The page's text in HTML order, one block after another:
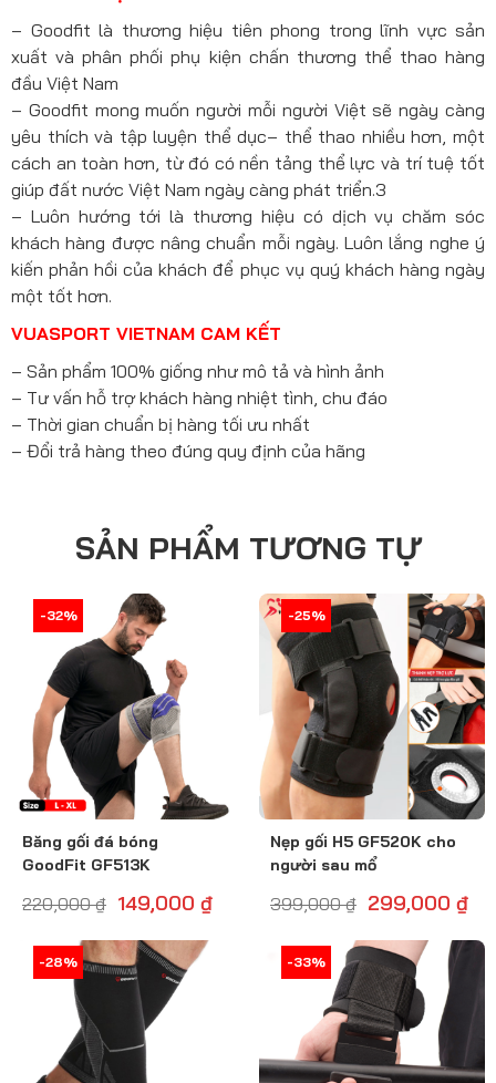
– Goodfit là thương hiệu tiên phong trong lĩnh vực sản
xuất và phân phối phụ kiện chấn thương thể thao hàng
đầu Việt Nam
– Goodfit mong muốn người mỗi người Việt sẽ ngày càng
yêu thích và tập luyện thể dục– thể thao nhiều hơn, một
cách an toàn hơn, từ đó có nền tảng thể lực và trí tuệ tốt
giúp đất nước Việt Nam ngày càng phát triển.3
– Luôn hướng tới là thương hiệu có dịch vụ chăm sóc
khách hàng được nâng chuẩn mỗi ngày. Luôn lắng nghe ý
kiến phản hồi của khách để phục vụ quý khách hàng ngày
một tốt hơn.
VUASPORT VIETNAM CAM KẾT
– Sản phẩm 100% giống như mô tả và hình ảnh
– Tư vấn hỗ trợ khách hàng nhiệt tình, chu đáo
– Thời gian chuẩn bị hàng tối ưu nhất
– Đổi trả hàng theo đúng quy định của hãng
SẢN PHẨM TƯƠNG TỰ
-33%
Băng gối đá bóng
GoodFit GF513K
220,000₫ 149,000 ₫
-32% -26%
Nẹp gối H5 GF520K cho
người sau mổ
399,000₫ 299,000 ₫
-25%
-29%
-28% -34%
-33%